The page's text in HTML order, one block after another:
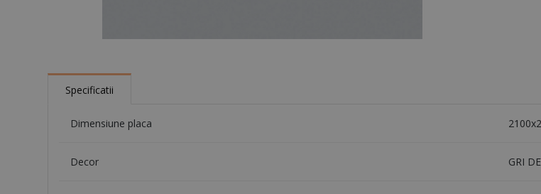
Specificatii
Dimensiune placa
Decor GRI